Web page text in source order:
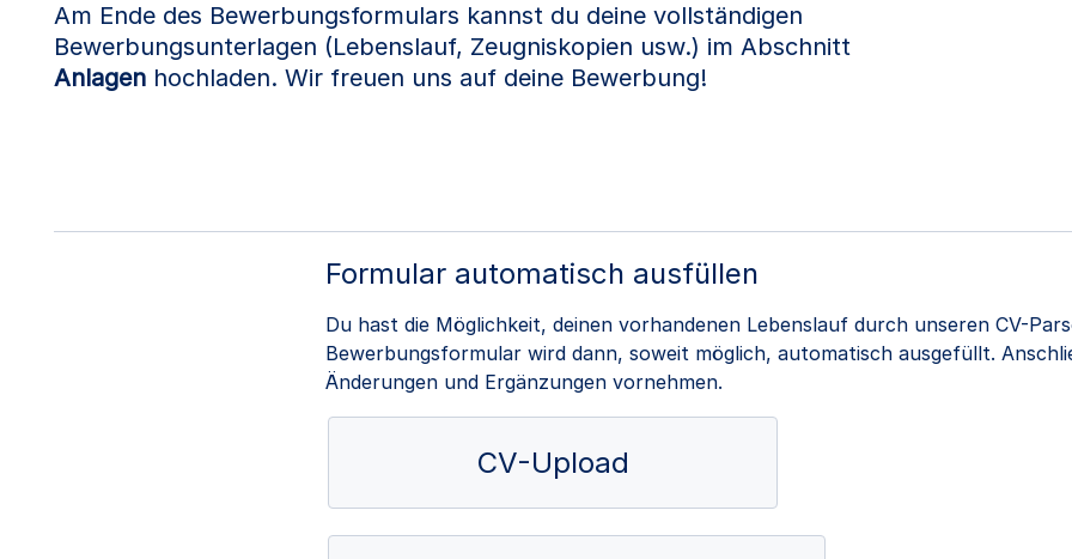
Am Ende des Bewerbungsformulars kannst du deine vollständigen
Bewerbungsunterlagen (Lebenslauf, Zeugniskopien usw.) im Abschnitt
Anlagen hochladen. Wir freuen uns auf deine Bewerbung!
Formular automatisch ausfüllen
Du hast die Möglichkeit, deinen vorhandenen Lebenslauf durch unseren CV-
Bewerbungsformular wird dann, soweit möglich, automatisch ausgefüllt.
Änderungen und Ergänzungen vornehmen.
CV-Upload